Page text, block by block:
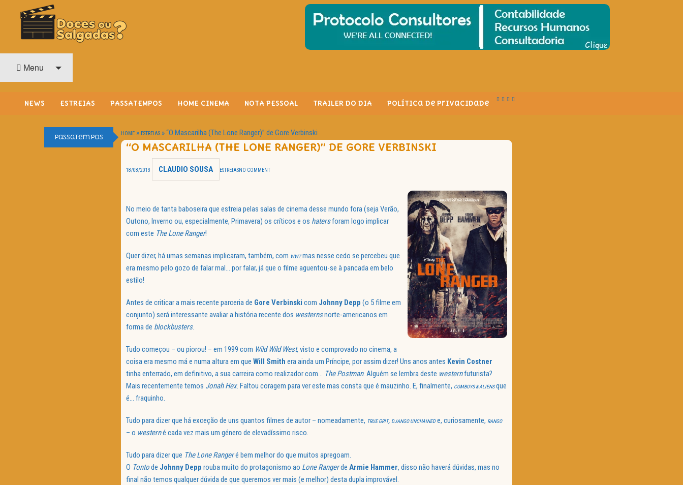
O Cinema? Uma Paixão!!
Menu
NEWS ESTREIAS PASSATEMPOS HOME CINEMA NOTA PESSOAL TRAILER DO DIA Política de Privacidade
Passatempos HOME » ESTREIAS »“O Mascarilha (The Lone Ranger)” de Gore Verbinski
“O MASCARILHA (THE LONE RANGER)” DE GORE VERBINSKI
18/08/2013 CLAUDIO SOUSA ESTREIASNO COMMENT
No meio de tanta baboseira que estreia pelas salas de cinema desse mundo fora (seja Verão,
Outono, Inverno ou, especialmente, Primavera) os críticos e os hatersforam logo implicar
com este The Lone Ranger!
Quer dizer, há umas semanas implicaram, também, com WWZmas nesse cedo se percebeu que
era mesmo pelo gozo de falar mal… por falar, já que o filme aguentou-se à pancada em belo
estilo!
Antes de criticar a mais recente parceria de Gore Verbinski com Johnny Depp (o 5 filme em
conjunto) será interessante avaliar a história recente dos westernsnorte-americanos em
forma de blockbusters.
Tudo começou – ou piorou! – em 1999 com Wild Wild West, visto e comprovado no cinema, a
coisa era mesmo má e numa altura em que Will Smith era ainda um Príncipe, por assim dizer! Uns anos antes Kevin Costner
tinha enterrado, em definitivo, a sua carreira como realizador com… The Postman. Alguém se lembra deste westernfuturista?
Mais recentemente temos Jonah Hex. Faltou coragem para ver este mas consta que é mauzinho. E, finalmente, COMBOYS & ALIENSque
é… fraquinho.
Tudo para dizer que há exceção de uns quantos filmes de autor – nomeadamente, TRUE GRIT, DJANGO UNCHAINEDe, curiosamente, RANGO
– o westerné cada vez mais um género de elevadíssimo risco.
Tudo para dizer que The Lone Rangeré bem melhor do que muitos apregoam.
O Tontode Johnny Depp rouba muito do protagonismo ao Lone Rangerde Armie Hammer, disso não haverá dúvidas, mas no
final não temos qualquer dúvida de que queremos ver mais (e melhor) desta dupla improvável.